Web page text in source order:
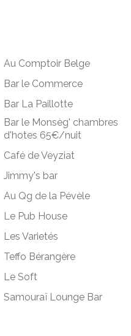
Au Comptoir Belge
Bar le Commerce
Bar La Paillotte
Bar le Monsèg' chambres
d'hotes 65€/nuit
Café de Veyziat
Jimmy's bar
Au Qg de la Pévèle
Le Pub House
Les Varietés
Teffo Bérangère
Le Soft
Samouraï Lounge Bar